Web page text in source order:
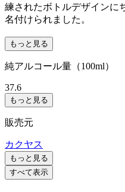
練されたボトルデザインに
名付けられました。
もっと見る
純アルコール量（100ml）
37.6
もっと見る
販売元
カクヤス
もっと見る
すべて表示